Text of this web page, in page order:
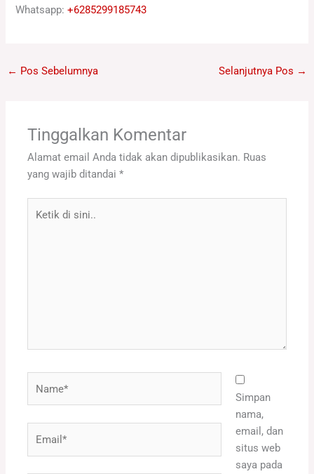
Whatsapp:+6285299185743
← Pos Sebelumnya Selanjutnya Pos →
Tinggalkan Komentar
Alamat email Anda tidak akan dipublikasikan. Ruas
yang wajib ditandai*
Simpan
nama,
email, dan
situs web
saya pada